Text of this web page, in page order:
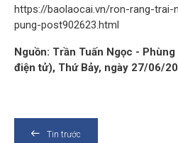
https://baolaocai.vn/ron-rang-
pung-post902623.html
Nguồn: Trần Tuấn Ngọc -
điện tử), Thứ Bảy, ngày 27/06/
Tin trước